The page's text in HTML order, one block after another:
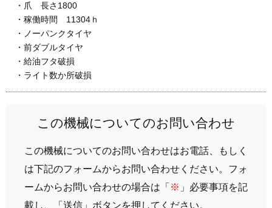
・爪 長さ1800
・稼働時間 11304ｈ
・ノーパンクタイヤ
・前ダブルタイヤ
・給油フタ破損
・ライト数か所破損
この機械についてのお問い合わせ
この機械についてのお問い合わせはお電話、もしく
は下記のフォームからお問い合わせください。フォ
ームからお問い合わせの場合は「※ 」必要事項を記
載し、「送信」ボタンを押してください。